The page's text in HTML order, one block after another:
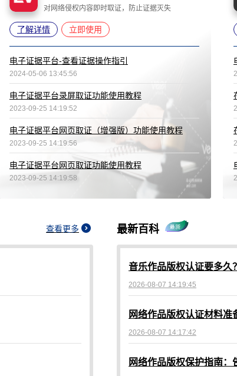
对网络侵权内容即时取证，防止证据灭失
了解详情 立即使用
电子证据平台-查看证据操作指引
2024-05-06 13:45:56
电子证据平台录屏取证功能使用教程
2023-09-25 14:19:52
电子证据平台网页取证（增强版）功能使用教程
2023-09-25 14:19:56
电子证据平台网页取证功能使用教程
2023-09-25 14:19:58
查看更多 最新百科
音乐作品版权认证要多久
2026-08-07 14:19:45
2026-08-07 14:17:42